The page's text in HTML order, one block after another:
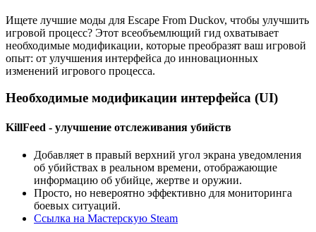
Ищете лучшие моды для Escape From Duckov, чтобы улучшить
игровой процесс? Этот всеобъемлющий гид охватывает
необходимые модификации, которые преобразят ваш игровой
опыт: от улучшения интерфейса до инновационных
изменений игрового процесса.
Необходимые модификации интерфейса (UI)
KillFeed - улучшение отслеживания убийств
Добавляет в правый верхний угол экрана уведомления
об убийствах в реальном времени, отображающие
информацию об убийце, жертве и оружии.
Просто, но невероятно эффективно для мониторинга
боевых ситуаций.
Ссылка на Мастерскую Steam